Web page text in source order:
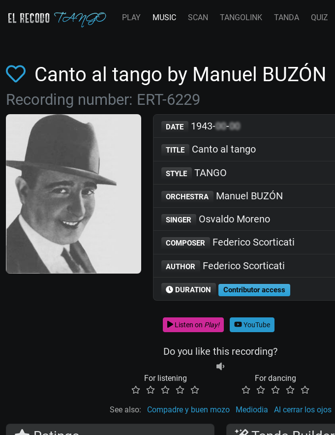
PLAY MUSIC SCAN TANGOLINK TANDA QUIZ
Canto al tango by Manuel BUZÓN
Recording number: ERT-6229
DATE 1943-00-00
TITLE Canto al tango
STYLE TANGO
ORCHESTRA Manuel BUZÓN
SINGER Osvaldo Moreno
COMPOSER Federico Scorticati
AUTHOR Federico Scorticati
DURATION Contributor access
Listen on Play! YouTube
Do you like this recording?
For listening For dancing
See also: Compadre y buen mozo Mediodia Al cerrar los ojos